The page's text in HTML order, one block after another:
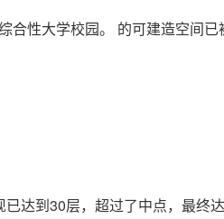
性大学校园。 的可建造空间已
达到30层，超过了中点，最终